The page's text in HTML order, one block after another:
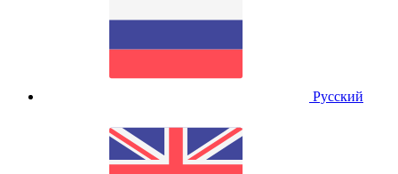
Русский